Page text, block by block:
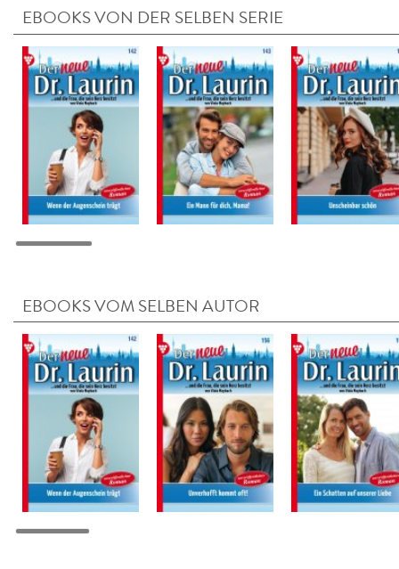
EBOOKS VON DER SELBEN SERIE
EBOOKS VOM SELBEN AUTOR